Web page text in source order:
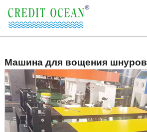
Машина для вощения шнуров